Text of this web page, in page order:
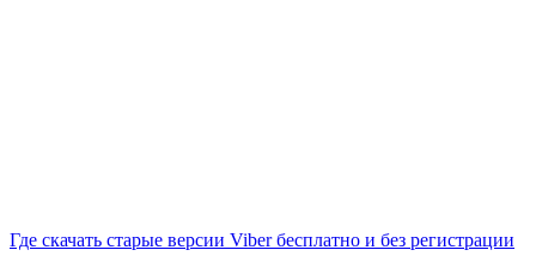
Где скачать старые версии Viber бесплатно и без регистрации